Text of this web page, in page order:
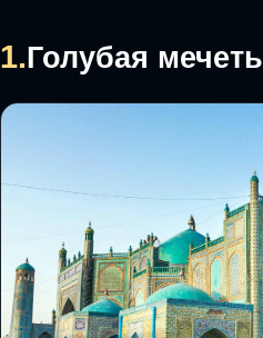
1.Голубая мечеть